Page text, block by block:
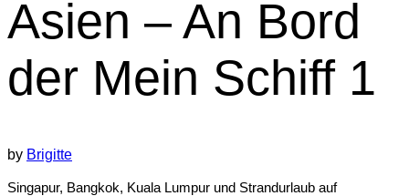
Asien – An Bord
der Mein Schiff 1
by Brigitte
Singapur, Bangkok, Kuala Lumpur und Strandurlaub auf